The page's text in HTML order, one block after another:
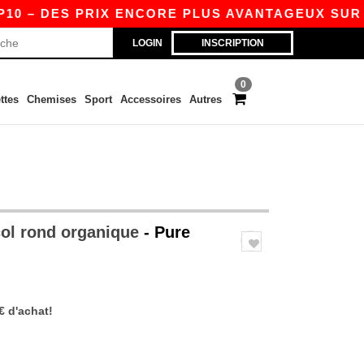
PRIX ENCORE PLUS AVANTAGEUX SUR L’APP !
LOGIN INSCRIPTION
0
Chemises Sport Accessoires Autres
rond organique - Pure
d'achat!